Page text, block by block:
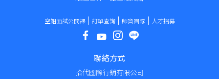
空姐面試公開課 訂單查詢 師資團隊 人才招募
聯絡方式
拾代國際行銷有限公司